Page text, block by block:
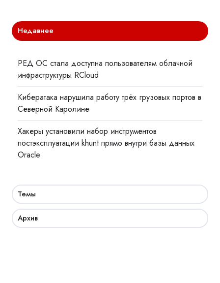
Недавнее
РЕД ОС стала доступна пользователям облачной
инфраструктуры RCloud
Кибератака нарушила работу трёх грузовых портов в
Северной Каролине
Хакеры установили набор инструментов
постэксплуатации khunt прямо внутри базы данных
Oracle
Темы
Архив